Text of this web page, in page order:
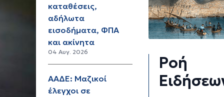
καταθέσεις,
αδήλωτα
εισοδήματα, ΦΠΑ
και ακίνητα
04 Αυγ. 2026
ΑΑΔΕ: Μαζικοί
έλεγχοι σε
Ροή